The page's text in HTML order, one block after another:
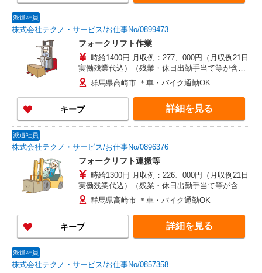
派遣社員
株式会社テクノ・サービス/お仕事No/0899473
フォークリフト作業
時給1400円 月収例：277、000円（月収例21日
実働残業代込）（残業・休日出勤手当て等が含ま
れています） 交通費全額支給
群馬県高崎市 ＊車・バイク通勤OK
キープ 詳細を見る
派遣社員
株式会社テクノ・サービス/お仕事No/0896376
フォークリフト運搬等
時給1300円 月収例：226、000円（月収例21日
実働残業代込）（残業・休日出勤手当て等が含ま
れています） 交通費全額支給
群馬県高崎市 ＊車・バイク通勤OK
キープ 詳細を見る
派遣社員
株式会社テクノ・サービス/お仕事No/0857358